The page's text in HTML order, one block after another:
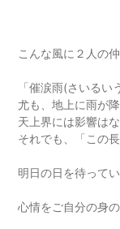
こんな風に２人の
「催涙雨(さいるい
尤も、地上に雨が
天上界には影響はな
それでも、「この
明日の日を待って
心情をご自分の身